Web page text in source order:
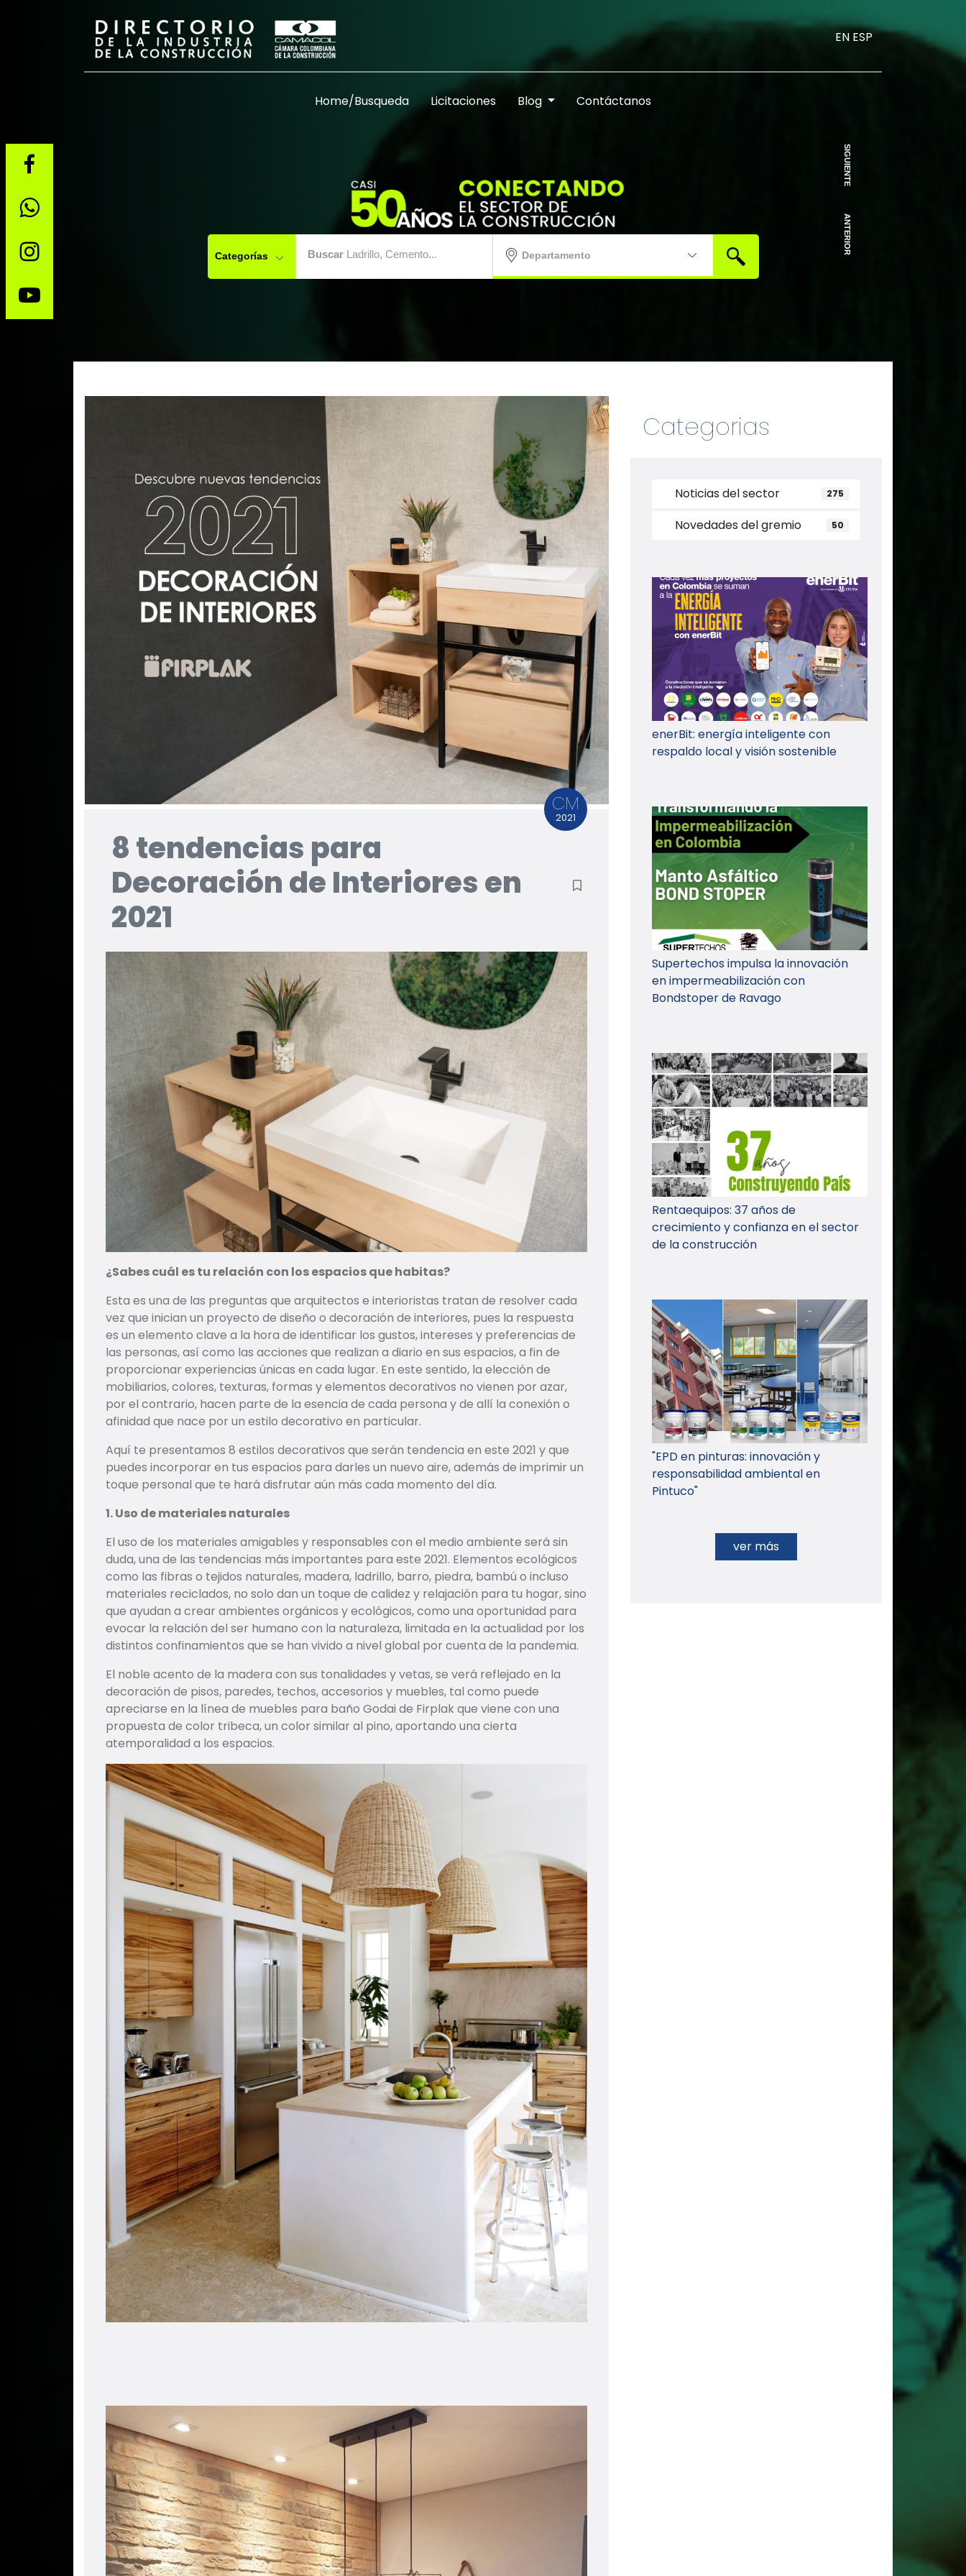
EN ESP
Home/Busqueda Licitaciones Blog Contáctanos
SIGUIENTE
ANTERIOR
Categorías BuscarLadrillo, Cemento...
CM
2021
8 tendencias para
Decoración de Interiores en
2021
¿Sabes cuál es tu relación con los espacios que habitas?
Esta es una de las preguntas que arquitectos e interioristas tratan de resolver cada
vez que inician un proyecto de diseño o decoración de interiores, pues la respuesta
es un elemento clave a la hora de identificar los gustos, intereses y preferencias de
las personas, así como las acciones que realizan a diario en sus espacios, a fin de
proporcionar experiencias únicas en cada lugar. En este sentido, la elección de
mobiliarios, colores, texturas, formas y elementos decorativos no vienen por azar,
por el contrario, hacen parte de la esencia de cada persona y de allí la conexión o
afinidad que nace por un estilo decorativo en particular.
Aquí te presentamos 8 estilos decorativos que serán tendencia en este 2021 y que
puedes incorporar en tus espacios para darles un nuevo aire, además de imprimir un
toque personal que te hará disfrutar aún más cada momento del día.
1. Uso de materiales naturales
El uso de los materiales amigables y responsables con el medio ambiente será sin
duda, una de las tendencias más importantes para este 2021. Elementos ecológicos
como las fibras o tejidos naturales, madera, ladrillo, barro, piedra, bambú o incluso
materiales reciclados, no solo dan un toque de calidez y relajación para tu hogar, sino
que ayudan a crear ambientes orgánicos y ecológicos, como una oportunidad para
evocar la relación del ser humano con la naturaleza, limitada en la actualidad por los
distintos confinamientos que se han vivido a nivel global por cuenta de la pandemia.
El noble acento de la madera con sus tonalidades y vetas, se verá reflejado en la
decoración de pisos, paredes, techos, accesorios y muebles, tal como puede
apreciarse en la línea de muebles para baño Godai de Firplak que viene con una
propuesta de color tribeca, un color similar al pino, aportando una cierta
atemporalidad a los espacios.
Categorias
Noticias del sector 275
Novedades del gremio 50
enerBit: energía inteligente con
respaldo local y visión sostenible
Supertechos impulsa la innovación
en impermeabilización con
Bondstoper de Ravago
Rentaequipos: 37 años de
crecimiento y confianza en el sector
de la construcción
"EPD en pinturas: innovación y
responsabilidad ambiental en
Pintuco"
ver más